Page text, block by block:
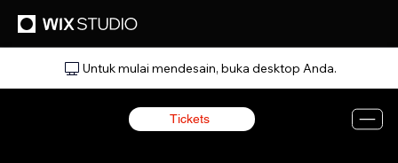
Untuk mulai mendesain, buka desktop Anda.